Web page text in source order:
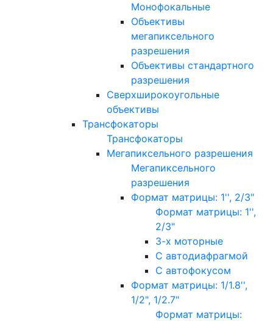
Монофокальные
Объективы
мегапиксельного
разрешения
Объективы стандартного
разрешения
Сверхширокоугольные
объективы
Трансфокаторы
Трансфокаторы
Мегапиксельного разрешения
Мегапиксельного
разрешения
Формат матрицы: 1'', 2/3"
Формат матрицы: 1'',
2/3"
3-х моторные
С автодиафрагмой
С автофокусом
Формат матрицы: 1/1.8'',
1/2", 1/2.7"
Формат матрицы: